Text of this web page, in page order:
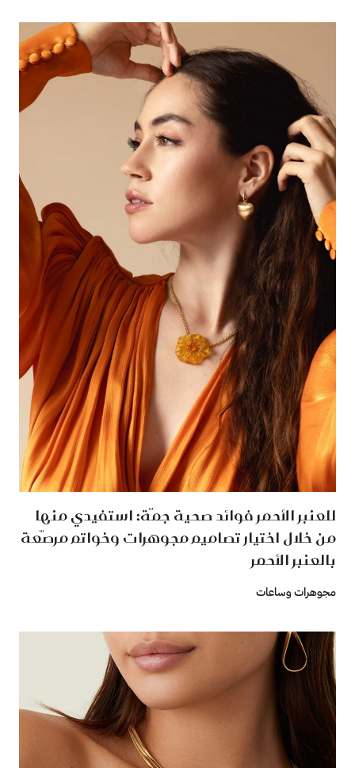
للعنبر الأحمر فوائد صحية جمّة: استفيدي منها
من خلال اختيار تصاميم مجوهرات وخواتم مرصّعة
بالعنبر الأحمر
مجوهرات وساعات